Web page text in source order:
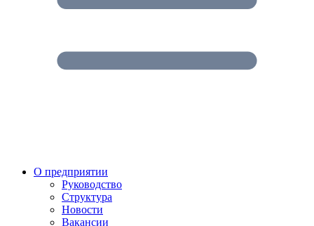
О предприятии
Руководство
Структура
Новости
Вакансии